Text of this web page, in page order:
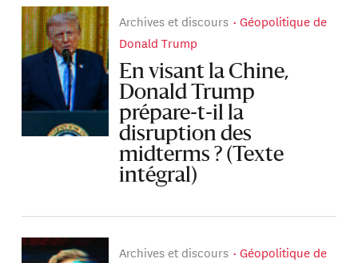
Archives et discours
Géopolitique de
Donald Trump
En visant la Chine,
Donald Trump
prépare-t-il la
disruption des
midterms ? (Texte
intégral)
Archives et discours
Géopolitique de